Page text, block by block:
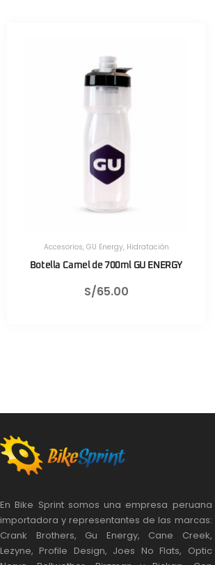
Lentes Deportivos,Optic Nerve
Lentes Optic Nerve Fixie Rush Negro Mate
S/430.00
En Bike Sprint somos una empresa peruana
importadora y representantes de las marcas:
Crank Brothers, Gu Energy, Cane Creek,
Lezyne, Profile Design, Joes No Flats, Optic